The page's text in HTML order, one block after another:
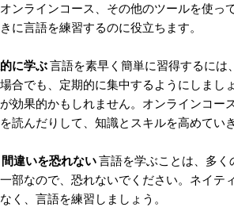
ンラインコース、その他のツールを使っ
に言語を練習するのに役立ちます。
に学ぶ言語を素早く簡単に習得するには
合でも、定期的に集中するようにしまし
効果的かもしれません。オンラインコー
読んだりして、知識とスキルを高めてい
違いを恐れない言語を学ぶことは、多く
部なので、恐れないでください。ネイテ
く、言語を練習しましょう。